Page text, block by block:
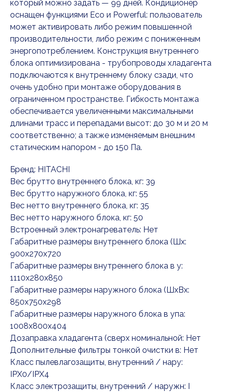
который можно задать — 99 дней. Кондиционер
оснащен функциями Eco и Powerful: пользователь
может активировать либо режим повышенной
производительности, либо режим с пониженным
энергопотреблением. Конструкция внутреннего
блока оптимизирована - трубопроводы хладагента
подключаются к внутреннему блоку сзади, что
очень удобно при монтаже оборудования в
ограниченном пространстве. Гибкость монтажа
обеспечивается увеличенными максимальными
длинами трасс и перепадами высот: до 30 м и 20 м
соответственно; а также изменяемым внешним
статическим напором - до 150 Па.
Бренд: HITACHI
Вес брутто внутреннего блока, кг: 39
Вес брутто наружного блока, кг: 55
Вес нетто внутреннего блока, кг: 35
Вес нетто наружного блока, кг: 50
Встроенный электронагреватель: Нет
Габаритные размеры внутреннего блока (Шx:
900x270x720
Габаритные размеры внутреннего блока в у:
1110x280x850
Габаритные размеры наружного блока (ШxВx:
850x750x298
Габаритные размеры наружного блока в упа:
1008x800x404
Дозаправка хладагента (сверх номинальной: Нет
Дополнительные фильтры тонкой очистки в: Нет
Класс пылевлагозащиты, внутренний / нару:
IPX0/IPX4
Класс электрозащиты, внутренний / наружн: I